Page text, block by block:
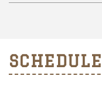
SCHEDULE